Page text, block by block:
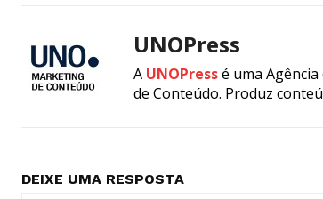
UNOPress
A UNOPressé uma
de Conteúdo. Produz
DEIXE UMA RESPOSTA